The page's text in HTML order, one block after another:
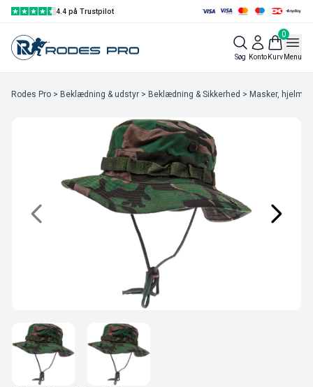
4.4 på Trustpilot
Søg Konto
0
KurvMenu
Rodes Pro > Beklædning & udstyr > Beklædning & Sikkerhed > Masker, hjelme